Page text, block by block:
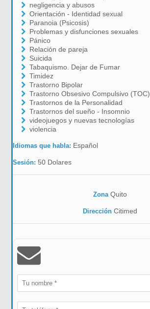
negligencia y abusos
Orientación - Identidad sexual
Paranoia (Psicosis)
Problemas y disfunciones sexuales
Pánico
Relación de pareja
Suicida
Tabaquismo. Dejar de Fumar
Timidez
Trastorno Bipolar
Trastorno Obsesivo Compulsivo (TOC)
Trastornos de la Personalidad
Trastornos del sueño - Insomnio
videojuegos y nuevas tecnologías
violencia
Idiomas que habla: Español
Sesión: 50 Dolares
Zona Quito
DirecciónCitimed